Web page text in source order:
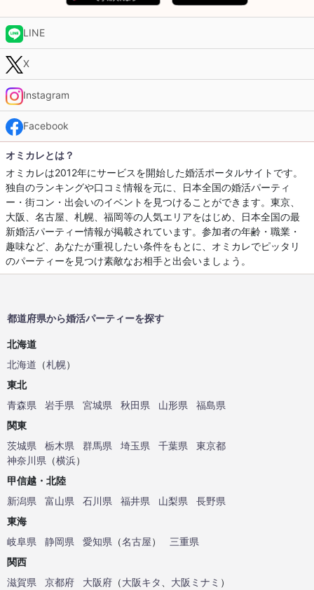
LINE
X
Instagram
Facebook
オミカレとは？
オミカレは2012年にサービスを開始した婚活ポータルサイトです。
独自のランキングや口コミ情報を元に、日本全国の婚活パーティ
ー・街コン・出会いのイベントを見つけることができます。東京、
大阪、名古屋、札幌、福岡等の人気エリアをはじめ、日本全国の最
新婚活パーティー情報が掲載されています。参加者の年齢・職業・
趣味など、あなたが重視したい条件をもとに、オミカレでピッタリ
のパーティーを見つけ素敵なお相手と出会いましょう。
都道府県から婚活パーティーを探す
北海道
北海道 （札幌）
東北
青森県
岩手県 宮城県 秋田県 山形県
福島県
関東
茨城県
栃木県 群馬県 埼玉県 千葉県
東京都
神奈川県 （横浜）
甲信越・北陸
新潟県
富山県 石川県 福井県 山梨県
長野県
東海
岐阜県
静岡県 愛知県 （名古屋）
三重県
関西
滋賀県
京都府 大阪府 （大阪キタ 大阪ミナミ ）